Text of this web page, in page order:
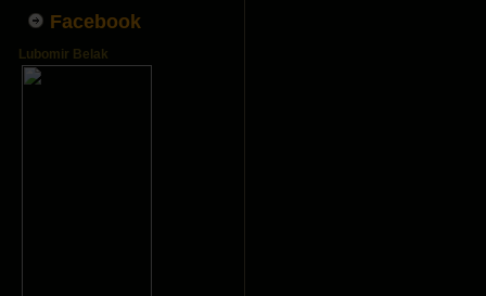
Facebook
Lubomir Belak